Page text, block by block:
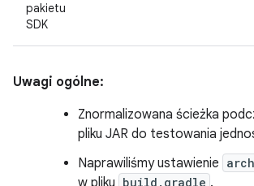
pakietu
SDK
Uwagi ogólne:
Znormalizowana ścieżka
pliku JAR do testowania
Naprawiliśmy ustawienie
w pliku build.gradle .